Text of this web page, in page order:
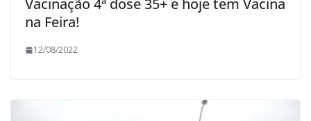
Vacinação 4ª dose 35+ e hoje tem Vacina
na Feira!
12/08/2022